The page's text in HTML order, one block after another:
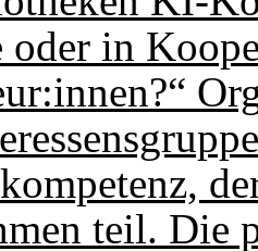
oder in
teil. Die